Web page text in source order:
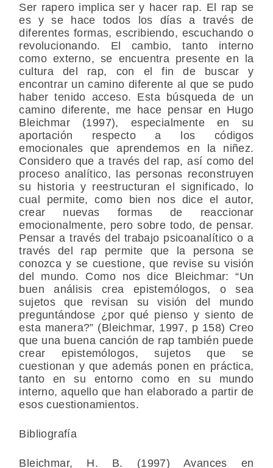
Ser rapero implica ser y hacer rap. El rap se
es y se hace todos los días a través de
diferentes formas, escribiendo, escuchando o
revolucionando. El cambio, tanto interno
como externo, se encuentra presente en la
cultura del rap, con el fin de buscar y
encontrar un camino diferente al que se pudo
haber tenido acceso. Esta búsqueda de un
camino diferente, me hace pensar en Hugo
Bleichmar (1997), especialmente en su
aportación respecto a los códigos
emocionales que aprendemos en la niñez.
Considero que a través del rap, así como del
proceso analítico, las personas reconstruyen
su historia y reestructuran el significado, lo
cual permite, como bien nos dice el autor,
crear nuevas formas de reaccionar
emocionalmente, pero sobre todo, de pensar.
Pensar a través del trabajo psicoanalítico o a
través del rap permite que la persona se
conozca y se cuestione, que revise su visión
del mundo. Como nos dice Bleichmar: “Un
buen análisis crea epistemólogos, o sea
sujetos que revisan su visión del mundo
preguntándose ¿por qué pienso y siento de
esta manera?” (Bleichmar, 1997, p 158) Creo
que una buena canción de rap también puede
crear epistemólogos, sujetos que se
cuestionan y que además ponen en práctica,
tanto en su entorno como en su mundo
interno, aquello que han elaborado a partir de
esos cuestionamientos.
Bibliografía
Bleichmar, H. B. (1997) Avances en